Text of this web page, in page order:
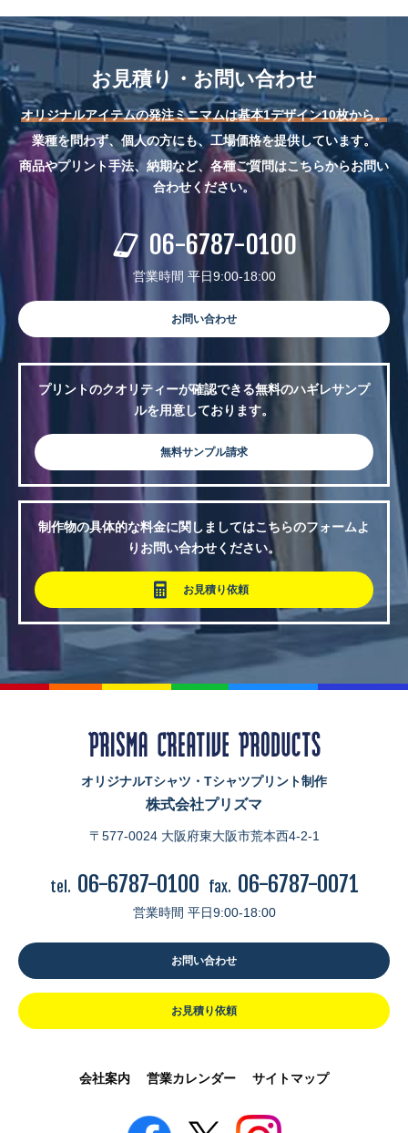
お見積り・お問い合わせ
オリジナルアイテムの発注ミニマムは基本1デザイン10枚から。
業種を問わず、個人の方にも、工場価格を提供しています。
商品やプリント手法、納期など、各種ご質問はこちらからお問い
合わせください。
06-6787-0100
営業時間 平日9:00-18:00
お問い合わせ
プリントのクオリティーが確認できる無料のハギレサンプ
ルを用意しております。
無料サンプル請求
制作物の具体的な料金に関しましてはこちらのフォームよ
りお問い合わせください。
お見積り依頼
オリジナルTシャツ・Tシャツプリント制作
株式会社プリズマ
〒577-0024 大阪府東大阪市荒本西4-2-1
tel. 06-6787-0100 fax. 06-6787-0071
営業時間 平日9:00-18:00
お問い合わせ
お見積り依頼
会社案内 営業カレンダー サイトマップ